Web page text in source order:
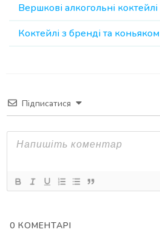
Вершкові алкогольні коктейлі
Коктейлі з бренді та коньяком
Підписатися
0 КОМЕНТАРІ